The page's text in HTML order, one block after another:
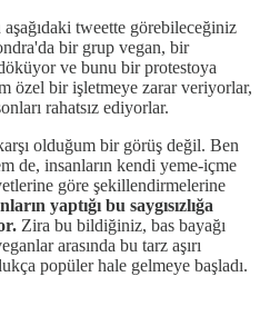
aşağıdaki tweette görebileceğiniz
bir grup vegan, bir
ve bunu bir protestoya
özel bir işletmeye zarar veriyorlar,
rahatsız ediyorlar.
olduğum bir görüş değil. Ben
de, insanların kendi yeme-içme
göre şekillendirmelerine
yaptığı bu saygısızlığa
Zira bu bildiğiniz, bas bayağı
arasında bu tarz aşırı
popüler hale gelmeye başladı.